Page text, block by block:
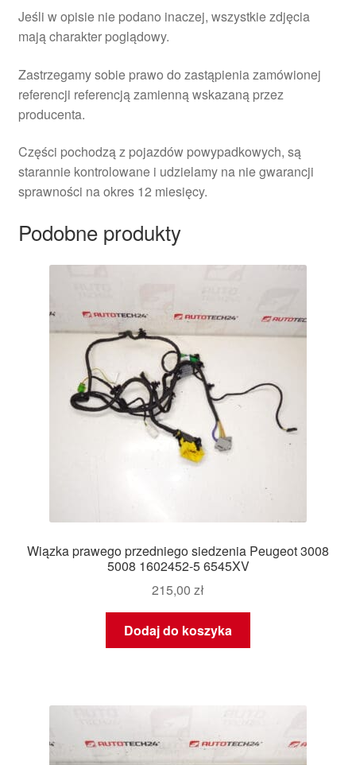
Jeśli w opisie nie podano inaczej, wszystkie zdjęcia
mają charakter poglądowy.
Zastrzegamy sobie prawo do zastąpienia zamówionej
referencji referencją zamienną wskazaną przez
producenta.
Części pochodzą z pojazdów powypadkowych, są
starannie kontrolowane i udzielamy na nie gwarancji
sprawności na okres 12 miesięcy.
Podobne produkty
Wiązka prawego przedniego siedzenia Peugeot 3008
5008 1602452-5 6545XV
215,00 zł
Dodaj do koszyka